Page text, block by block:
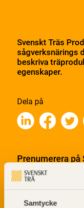
Samtycke
Svenskt Träs
sågverksnärings
beskriva
egenskaper.
Dela på
Prenumerera på